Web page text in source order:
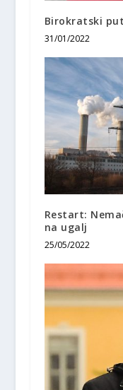
Birokratski
31/01/2022
Restart:
na ugalj
25/05/2022